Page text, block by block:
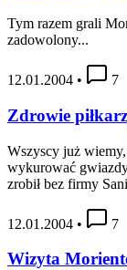
Tym razem grali
zadowolony...
12.01.2004 • 7
Zdrowie
Wszyscy już
wykurować
zrobił bez firmy
12.01.2004 • 7
Wizyta